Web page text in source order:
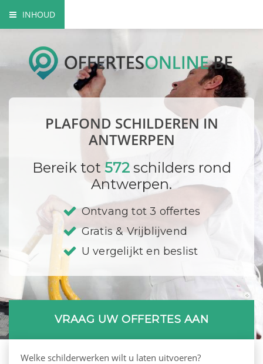
INHOUD
Hoe gaat de vakman te werk?
Sierplafond laten schilderen
VerfsoortenPLAFOND SCHILDEREN IN
ANTWERPEN
Bereik tot 572schilders rond
Antwerpen.
Ontvang tot 3 offertes
Gratis & Vrijblijvend
U vergelijkt en beslist
VRAAG UW OFFERTES AAN
Welke schilderwerken wilt u laten uitvoeren?